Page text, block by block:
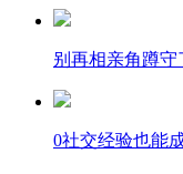
别再相亲角蹲
0社交经验也能